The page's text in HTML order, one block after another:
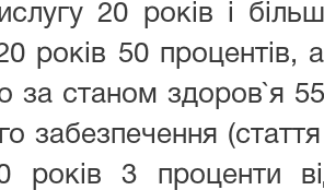
20 років і
років 50 процентів,
за станом здоров`я
забезпечення
років 3 проценти